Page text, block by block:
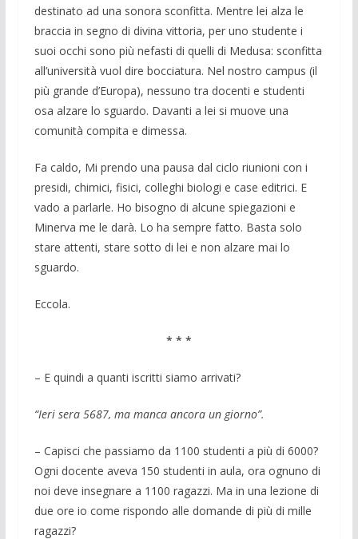
destinato ad una sonora sconfitta. Mentre lei alza le
braccia in segno di divina vittoria, per uno studente i
suoi occhi sono più nefasti di quelli di Medusa: sconfitta
all’università vuol dire bocciatura. Nel nostro campus (il
più grande d’Europa), nessuno tra docenti e studenti
osa alzare lo sguardo. Davanti a lei si muove una
comunità compita e dimessa.
Fa caldo, Mi prendo una pausa dal ciclo riunioni con i
presidi, chimici, fisici, colleghi biologi e case editrici. E
vado a parlarle. Ho bisogno di alcune spiegazioni e
Minerva me le darà. Lo ha sempre fatto. Basta solo
stare attenti, stare sotto di lei e non alzare mai lo
sguardo.
Eccola.
* * *
– E quindi a quanti iscritti siamo arrivati?
“Ieri sera 5687, ma manca ancora un giorno”.
– Capisci che passiamo da 1100 studenti a più di 6000?
Ogni docente aveva 150 studenti in aula, ora ognuno di
noi deve insegnare a 1100 ragazzi. Ma in una lezione di
due ore io come rispondo alle domande di più di mille
ragazzi?